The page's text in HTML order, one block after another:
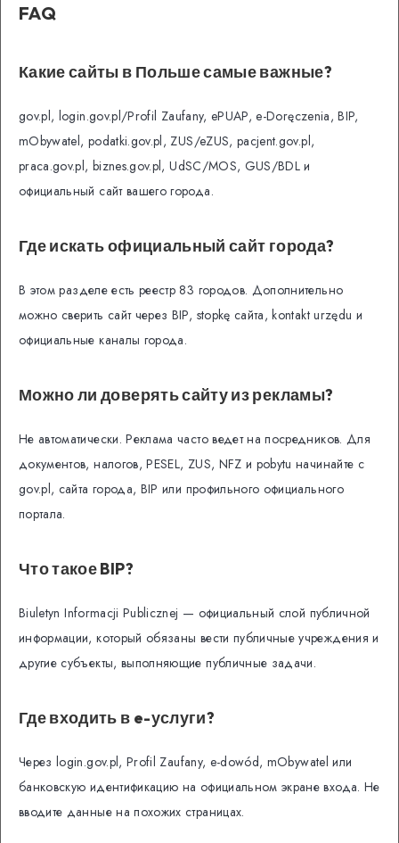
FAQ
Какие сайты в Польше самые важные?
gov.pl, login.gov.pl/Profil Zaufany, ePUAP, e-Doręczenia, BIP,
mObywatel, podatki.gov.pl, ZUS/eZUS, pacjent.gov.pl,
praca.gov.pl, biznes.gov.pl, UdSC/MOS, GUS/BDL и
официальный сайт вашего города.
Где искать официальный сайт города?
В этом разделе есть реестр 83 городов. Дополнительно
можно сверить сайт через BIP, stopkę сайта, kontakt urzędu и
официальные каналы города.
Можно ли доверять сайту из рекламы?
Не автоматически. Реклама часто ведет на посредников. Для
документов, налогов, PESEL, ZUS, NFZ и pobytu начинайте с
gov.pl, сайта города, BIP или профильного официального
портала.
Что такое BIP?
Biuletyn Informacji Publicznej — официальный слой публичной
информации, который обязаны вести публичные учреждения и
другие субъекты, выполняющие публичные задачи.
Где входить в e-услуги?
Через login.gov.pl, Profil Zaufany, e-dowód, mObywatel или
банковскую идентификацию на официальном экране входа. Не
вводите данные на похожих страницах.